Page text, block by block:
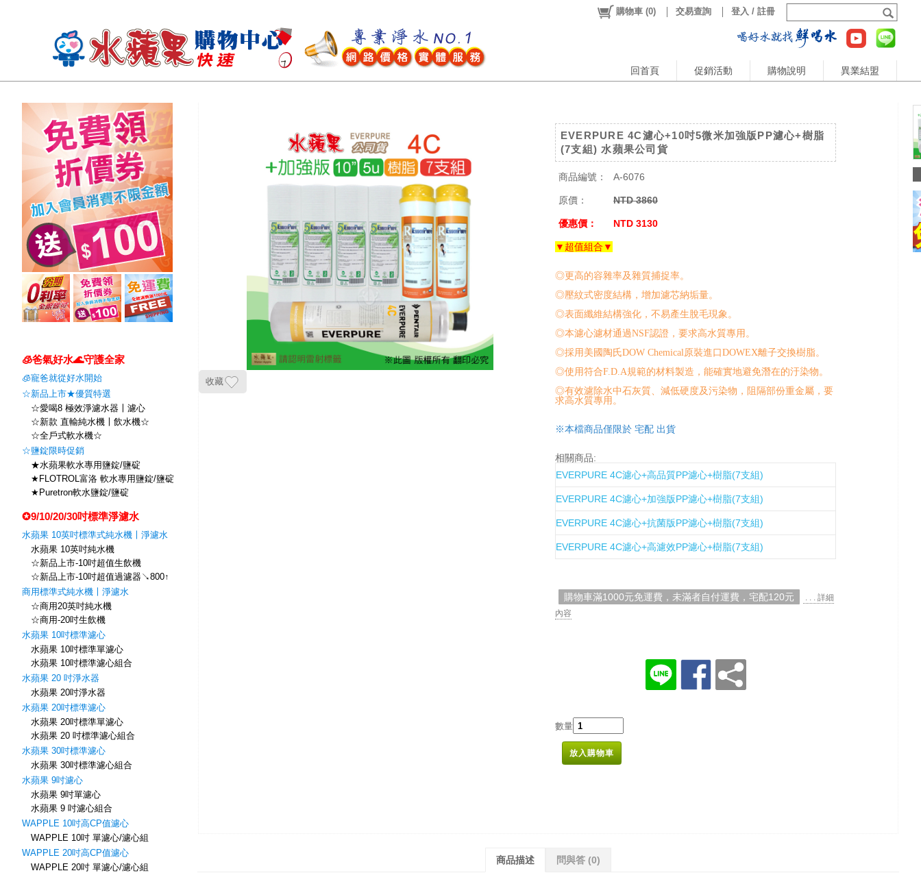
回首頁 促銷活動 購物說明 異業結盟
購物車 (0) 交易查詢 登入 / 註冊
🧊爸氣好水🌊守護全家
🧊寵爸就從好水開始
☆新品上市★優質特選
☆愛喝8 極效淨濾水器〡濾心
☆新款 直輸純水機〡飲水機☆
☆全戶式軟水機☆
☆鹽錠限時促銷
★水蘋果軟水專用鹽錠/鹽碇
★FLOTROL富洛 軟水專用鹽錠/鹽碇
★Puretron軟水鹽錠/鹽碇
✪9/10/20/30吋標準淨濾水
水蘋果 10英吋標準式純水機〡淨濾水
水蘋果 10英吋純水機
☆新品上市-10吋超值生飲機
☆新品上市-10吋超值過濾器↘800↑
商用標準式純水機〡淨濾水
☆商用20英吋純水機
☆商用-20吋生飲機
水蘋果 10吋標準濾心
水蘋果 10吋標準單濾心
水蘋果 10吋標準濾心組合
水蘋果 20 吋淨水器
水蘋果 20吋淨水器
水蘋果 20吋標準濾心
水蘋果 20吋標準單濾心
水蘋果 20 吋標準濾心組合
水蘋果 30吋標準濾心
水蘋果 30吋標準濾心組合
水蘋果 9吋濾心
水蘋果 9吋單濾心
水蘋果 9 吋濾心組合
WAPPLE 10吋高CP值濾心
WAPPLE 10吋 單濾心/濾心組
WAPPLE 20吋高CP值濾心
WAPPLE 20吋 單濾心/濾心組
收藏
EVERPURE 4C濾心+10吋5微米加強版PP濾心+樹脂
(7支組) 水蘋果公司貨
商品編號： A-6076
原價： NTD 3860
優惠價： NTD 3130
▼超值組合▼
◎更高的容雜率及雜質捕捉率。
◎壓紋式密度結構，增加濾芯納垢量。
◎表面纖維結構強化，不易產生脫毛現象。
◎本濾心濾材通過NSF認證，要求高水質專用。
◎採用美國陶氏DOW Chemical原裝進口DOWEX離子交換樹脂。
◎使用符合F.D.A規範的材料製造，能確實地避免潛在的汙染物。
◎有效濾除水中石灰質、減低硬度及污染物，阻隔部份重金屬，要
求高水質專用。
※本檔商品僅限於 宅配 出貨
相關商品:
EVERPURE 4C濾心+高品質PP濾心+樹脂(7支組)
EVERPURE 4C濾心+加強版PP濾心+樹脂(7支組)
EVERPURE 4C濾心+抗菌版PP濾心+樹脂(7支組)
EVERPURE 4C濾心+高濾效PP濾心+樹脂(7支組)
購物車滿1000元免運費，未滿者自付運費，宅配120元
. . . 詳細
內容
數量
放入購物車
商品描述 問與答 (0)